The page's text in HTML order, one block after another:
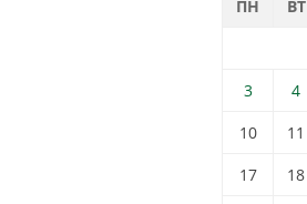
ПН ВТ
3
4
10
11
17
18